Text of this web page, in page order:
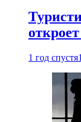
1 год спустя